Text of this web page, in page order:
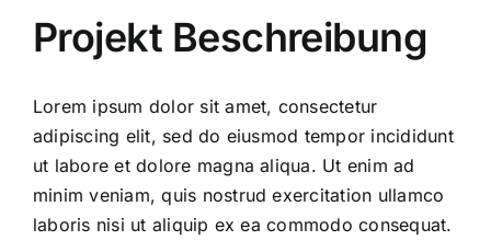
Kontakt
Projekt Beschreibung
Lorem ipsum dolor sit amet, consectetur
adipiscing elit, sed do eiusmod tempor incididunt
ut labore et dolore magna aliqua. Ut enim ad
minim veniam, quis nostrud exercitation ullamco
laboris nisi ut aliquip ex ea commodo consequat.